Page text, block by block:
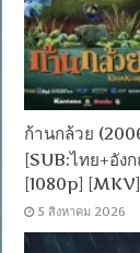
ก้านกล้วย
[SUB:ไทย+อัง
[1080p]
5 สิงหาคม 2026